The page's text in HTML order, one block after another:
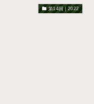
第14回｜2022